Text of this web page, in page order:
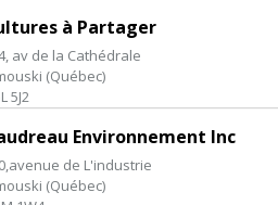
à Partager
av de la Cathédrale
(Québec)
5J2
Environnement Inc
de L'industrie
(Québec)